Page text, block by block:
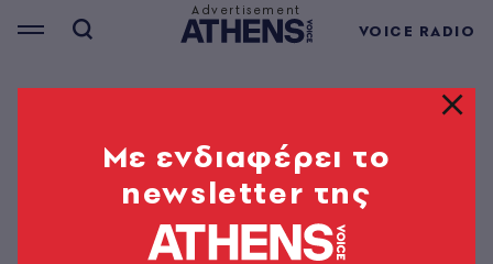
VOICE RADIO
Mε ενδιαφέρει το
newsletter της